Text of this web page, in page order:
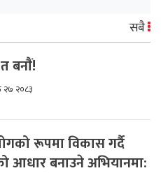
सबै
बनाैं!
२०८३
रूपमा विकास गर्दै
आधार बनाउने अभियानमा: